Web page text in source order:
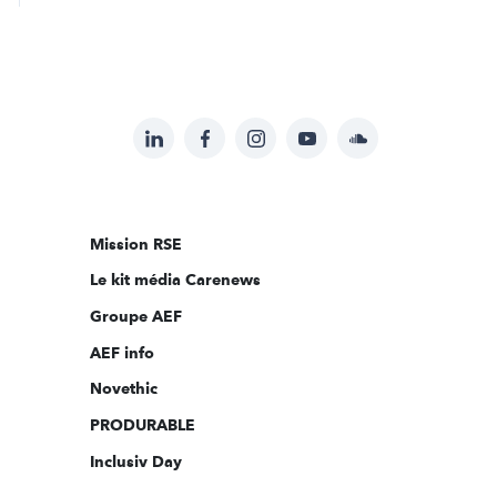
Suivez-
sur:
LinkedInFacebookInstagramYouTubeSoundcloud
Mission RSE
Le kit média Carenews
Groupe AEF
AEF info
Novethic
PRODURABLE
Inclusiv Day